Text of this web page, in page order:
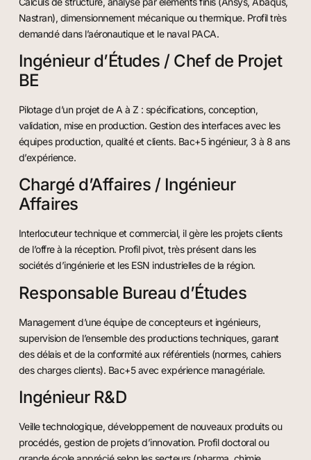
Nastran), dimensionnement mécanique ou thermique. Profil très
demandé dans l’aéronautique et le naval PACA.
Ingénieur d’Études / Chef de Projet
BE
Pilotage d’un projet de A à Z : spécifications, conception,
validation, mise en production. Gestion des interfaces avec les
équipes production, qualité et clients. Bac+5 ingénieur, 3 à 8 ans
d’expérience.
Chargé d’Affaires / Ingénieur
Affaires
Interlocuteur technique et commercial, il gère les projets clients
de l’offre à la réception. Profil pivot, très présent dans les
sociétés d’ingénierie et les ESN industrielles de la région.
Responsable Bureau d’Études
Management d’une équipe de concepteurs et ingénieurs,
supervision de l’ensemble des productions techniques, garant
des délais et de la conformité aux référentiels (normes, cahiers
des charges clients). Bac+5 avec expérience managériale.
Ingénieur R&D
Veille technologique, développement de nouveaux produits ou
procédés, gestion de projets d’innovation. Profil doctoral ou